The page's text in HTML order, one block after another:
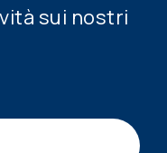
sui nostri